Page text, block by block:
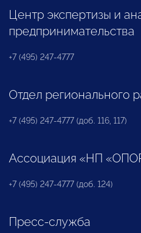
Центр экспертизы и
предпринимательства
+7 (495) 247-4777
Отдел регионального
+7 (495) 247-4777 (доб. 116, 117)
Ассоциация «НП
+7 (495) 247-4777 (доб. 124)
Пресс-служба